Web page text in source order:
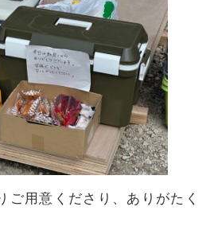
ご用意くださり、ありがたく